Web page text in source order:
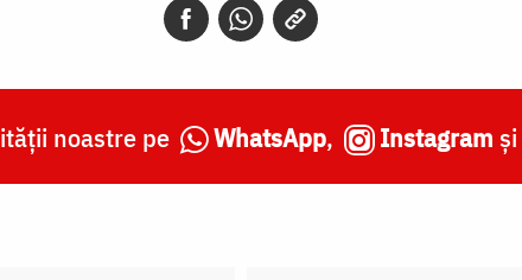
noastre pe WhatsApp, Instagram și